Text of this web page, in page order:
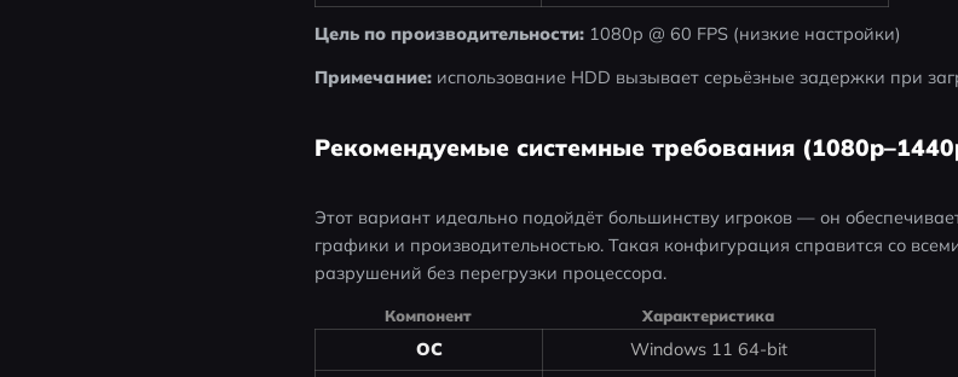
Цель по производительности: 1080p @ 60 FPS (низкие настройки)
Примечание: использование HDD вызывает серьёзные задержки при
Рекомендуемые системные требования
Этот вариант идеально подойдёт большинству игроков — он
графики и производительностью. Такая конфигурация справится со
разрушений без перегрузки процессора.
Компонент Характеристика
ОС Windows 11 64-bit